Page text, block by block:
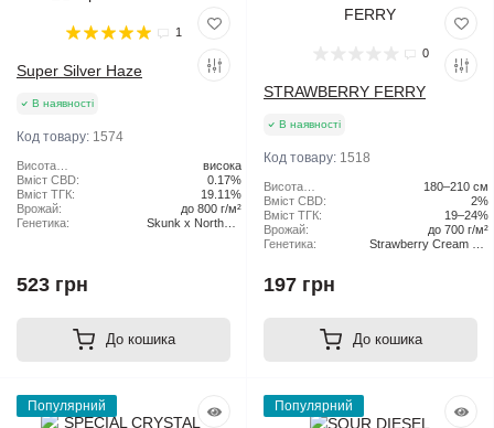
1
Super Silver Haze
В наявності
Код товару: 1574
Висота
рослини:
висока
Вміст CBD:
0.17%
Вміст ТГК:
19.11%
Врожай:
до 800 г/м²
Генетика:
Skunk x Northern
523 грн
До кошика
0
STRAWBERRY FERRY
В наявності
Код товару: 1518
Висота
рослини:
180–210 см
Вміст CBD:
2%
Вміст ТГК:
19–24%
Врожай:
до 700 г/м²
Генетика:
Strawberry Cream Pie
197 грн
До кошика
Популярний Популярний